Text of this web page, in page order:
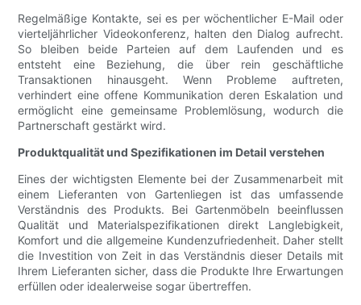
Regelmäßige Kontakte, sei es per wöchentlicher E-Mail oder
vierteljährlicher Videokonferenz, halten den Dialog aufrecht.
So bleiben beide Parteien auf dem Laufenden und es
entsteht eine Beziehung, die über rein geschäftliche
Transaktionen hinausgeht. Wenn Probleme auftreten,
verhindert eine offene Kommunikation deren Eskalation und
ermöglicht eine gemeinsame Problemlösung, wodurch die
Partnerschaft gestärkt wird.
Produktqualität und Spezifikationen im Detail verstehen
Eines der wichtigsten Elemente bei der Zusammenarbeit mit
einem Lieferanten von Gartenliegen ist das umfassende
Verständnis des Produkts. Bei Gartenmöbeln beeinflussen
Qualität und Materialspezifikationen direkt Langlebigkeit,
Komfort und die allgemeine Kundenzufriedenheit. Daher stellt
die Investition von Zeit in das Verständnis dieser Details mit
Ihrem Lieferanten sicher, dass die Produkte Ihre Erwartungen
erfüllen oder idealerweise sogar übertreffen.